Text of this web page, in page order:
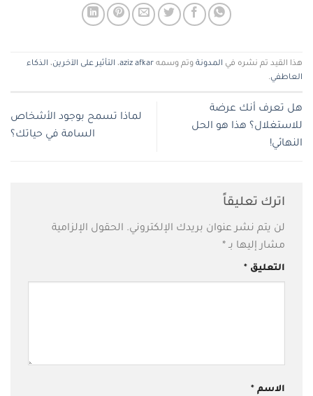
هذا القيد تم نشره في المدونة وتم وسمه aziz afkar، التأثير على الآخرين، الذكاء
العاطفي.
هل تعرف أنك عرضة
للاستغلال؟ هذا هو الحل
النهائي!
لماذا تسمح بوجود الأشخاص
السامة في حياتك؟
اترك تعليقاً
لن يتم نشر عنوان بريدك الإلكتروني. الحقول الإلزامية
مشار إليها بـ *
التعليق *
الاسم *